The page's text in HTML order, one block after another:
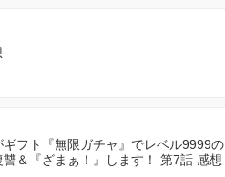
フト『無限ガチャ』でレベル9999の
＆『ざまぁ！』します！ 第7話 感想